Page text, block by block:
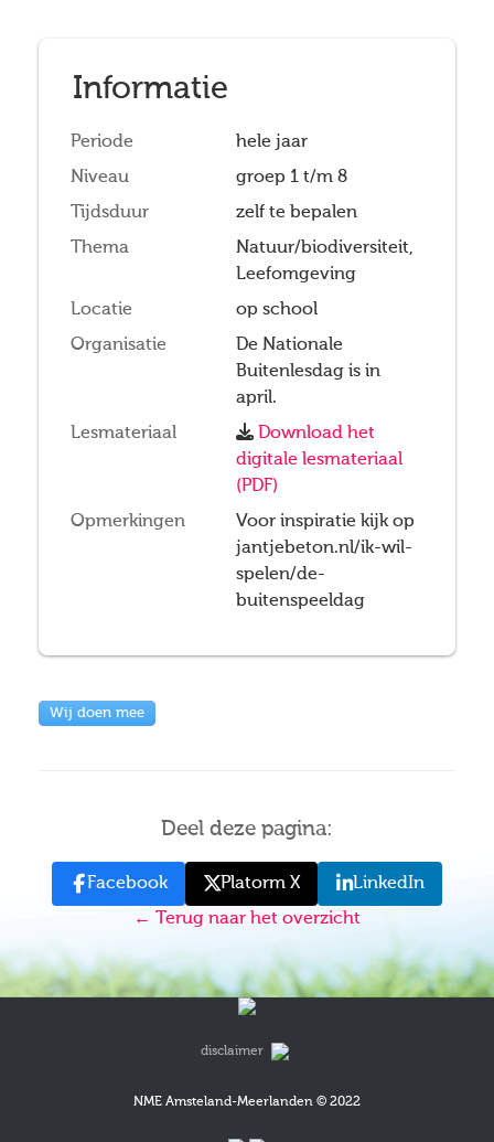
Informatie
Periode
hele jaar
Niveau
groep 1 t/m 8
Tijdsduur
zelf te bepalen
Thema
Natuur/biodiversiteit,
Leefomgeving
Locatie
op school
Organisatie
De Nationale
Buitenlesdag is in
april.
Lesmateriaal
Download het
digitale lesmateriaal
(PDF)
Opmerkingen
Voor inspiratie kijk op
jantjebeton.nl/ik-wil-
spelen/de-
buitenspeeldag
Wij doen mee
Deel deze pagina:
Facebook Platorm X
LinkedIn
← Terug naar het overzicht
disclaimer
NME Amsteland-Meerlanden © 2022